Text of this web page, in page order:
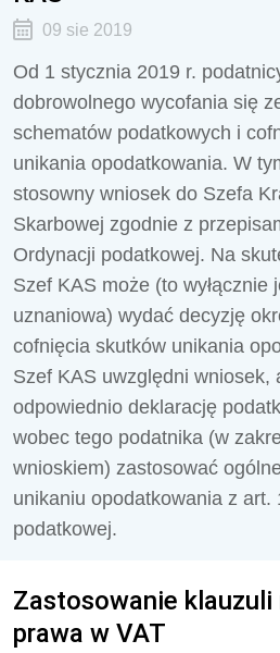
09 sie 2019
Od 1 stycznia 2019 r.
dobrowolnego wycofania się
schematów podatkowych i
unikania opodatkowania. W
stosowny wniosek do Szefa
Skarbowej zgodnie z
Ordynacji podatkowej. Na
Szef KAS może (to wyłącznie
uznaniowa) wydać decyzję
cofnięcia skutków unikania
Szef KAS uwzględni wniosek,
odpowiednio deklarację
wobec tego podatnika (w
wnioskiem) zastosować
unikaniu opodatkowania z art.
podatkowej.
Zastosowanie klauzuli
prawa w VAT